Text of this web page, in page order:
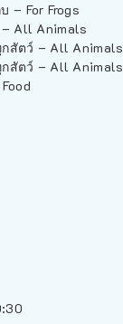
– For Frogs
All Animals
สัตว์ – All Animals
สัตว์ – All Animals